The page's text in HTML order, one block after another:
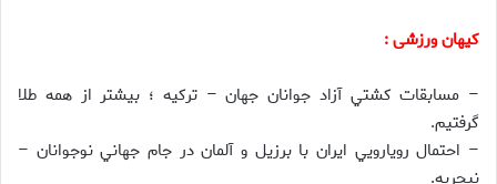
کیهان ورزشی :
– مسابقات كشتي آزاد جوانان جهان – تركيه ؛ بيشتر از همه طلا
گرفتيم.
– احتمال رويارويي ايران با برزيل و آلمان در جام جهاني نوجوانان –
نيجريه.